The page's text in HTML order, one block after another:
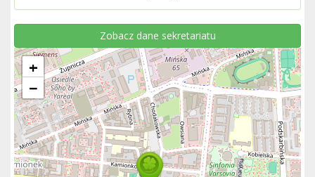
Zobacz dane sekretariatu
+
−